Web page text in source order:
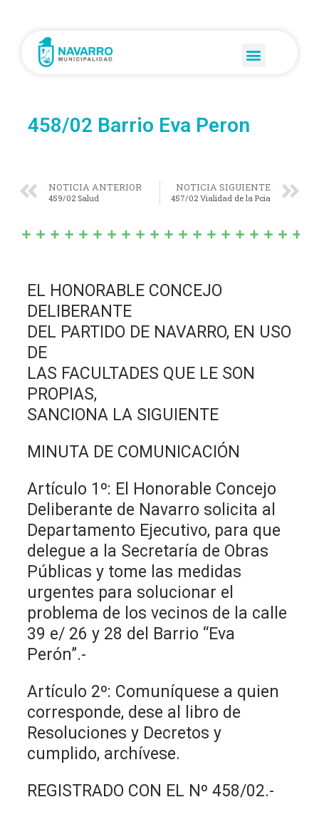
458/02 Barrio Eva Peron
NOTICIA ANTERIOR
459/02 Salud
NOTICIA SIGUIENTE
457/02 Vialidad de la Pcia
EL HONORABLE CONCEJO
DELIBERANTE
DEL PARTIDO DE NAVARRO, EN USO
DE
LAS FACULTADES QUE LE SON
PROPIAS,
SANCIONA LA SIGUIENTE
MINUTA DE COMUNICACIÓN
Artículo 1º: El Honorable Concejo
Deliberante de Navarro solicita al
Departamento Ejecutivo, para que
delegue a la Secretaría de Obras
Públicas y tome las medidas
urgentes para solucionar el
problema de los vecinos de la calle
39 e/ 26 y 28 del Barrio “Eva
Perón”.-
Artículo 2º: Comuníquese a quien
corresponde, dese al libro de
Resoluciones y Decretos y
cumplido, archívese.
REGISTRADO CON EL Nº 458/02.-